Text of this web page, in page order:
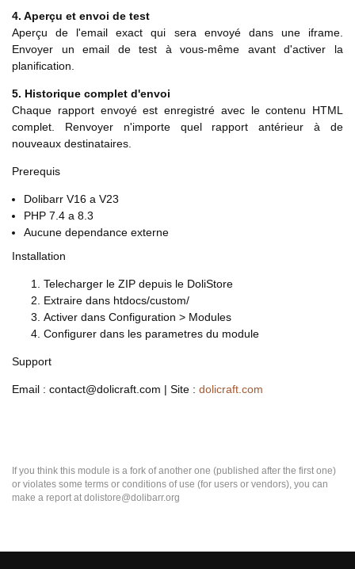
4. Aperçu et envoi de test
Aperçu de l'email exact qui sera envoyé dans une iframe.
Envoyer un email de test à vous-même avant d'activer la
planification.
5. Historique complet d'envoi
Chaque rapport envoyé est enregistré avec le contenu HTML
complet. Renvoyer n'importe quel rapport antérieur à de
nouveaux destinataires.
Prerequis
Dolibarr V16 a V23
PHP 7.4 a 8.3
Aucune dependance externe
Installation
Telecharger le ZIP depuis le DoliStore
Extraire dans htdocs/custom/
Activer dans Configuration > Modules
Configurer dans les parametres du module
Support
Email : contact@dolicraft.com | Site : dolicraft.com
If you think this module is a fork of another one (published after the first one)
or violates some terms or conditions of use (for users or vendors), you can
make a report at dolistore@dolibarr.org